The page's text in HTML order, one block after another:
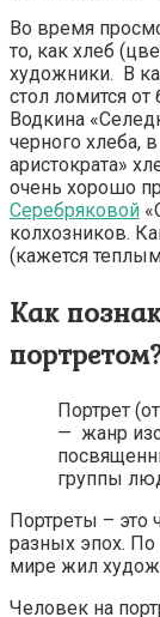
Во время
то, как хлеб
художники. В
стол ломится
Водкина
черного хлеба,
аристократа»
очень хорошо
Серебряковой
колхозников.
(кажется
Как
Портрет
— жанр
группы
Портреты – это
разных эпох.
мире жил
Человек на